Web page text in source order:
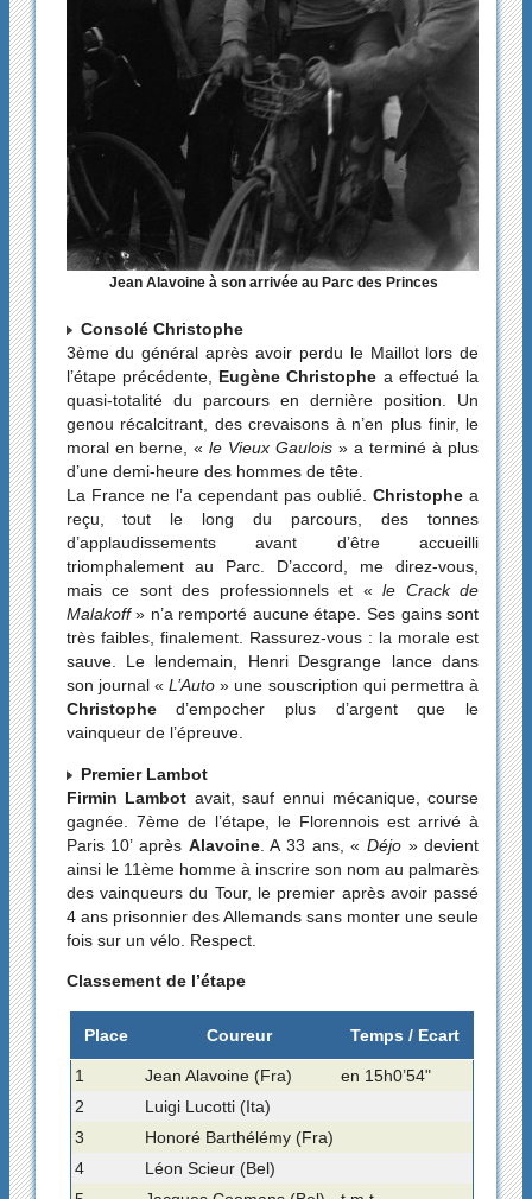
Jean Alavoine à son arrivée au Parc des Princes
Consolé Christophe
3ème du général après avoir perdu le Maillot lors de
l’étape précédente, Eugène Christophe a effectué la
quasi-totalité du parcours en dernière position. Un
genou récalcitrant, des crevaisons à n’en plus finir, le
moral en berne, «le Vieux Gaulois » a terminé à plus
d’une demi-heure des hommes de tête.
La France ne l’a cependant pas oublié.Christophe a
reçu, tout le long du parcours, des tonnes
d’applaudissements avant d’être accueilli
triomphalement au Parc. D’accord, me direz-vous,
mais ce sont des professionnels et «le Crack de
Malakoff» n’a remporté aucune étape. Ses gains sont
très faibles, finalement. Rassurez-vous : la morale est
sauve. Le lendemain, Henri Desgrange lance dans
son journal «L’Auto » une souscription qui permettra à
Christophed’empocher plus d’argent que le
vainqueur de l’épreuve.
Premier Lambot
Firmin Lambot avait, sauf ennui mécanique, course
gagnée. 7ème de l’étape, le Florennois est arrivé à
Paris 10’ après Alavoine. A 33 ans, « Déjo» devient
ainsi le 11ème homme à inscrire son nom au palmarès
des vainqueurs du Tour, le premier après avoir passé
4 ans prisonnier des Allemands sans monter une seule
fois sur un vélo. Respect.
Classement de l’étape
Place Coureur Temps / Ecart
1 Jean Alavoine (Fra)
en 15h0’54"
2
Luigi Lucotti (Ita)
3
Honoré Barthélémy (Fra)
4
Léon Scieur (Bel)